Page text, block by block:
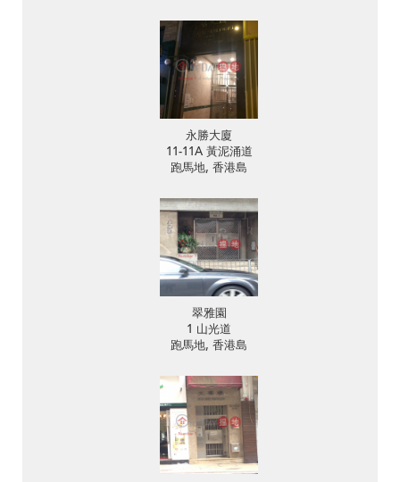
永勝大廈
11-11A 黃泥涌道
跑馬地, 香港島
翠雅園
1 山光道
跑馬地, 香港島